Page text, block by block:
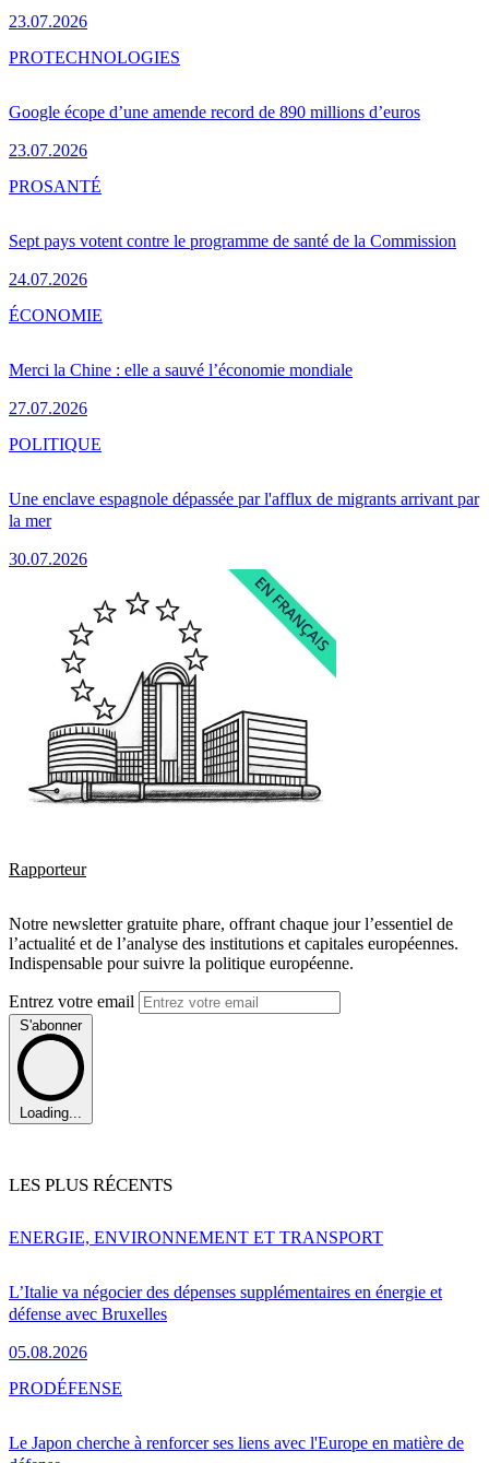
23.07.2026
Google écope d’une amende record de 890 millions d’euros
23.07.2026
PROTECHNOLOGIES
Sept pays votent contre le programme de santé de la Commission
24.07.2026
PROSANTÉ
Merci la Chine : elle a sauvé l’économie mondiale
27.07.2026
ÉCONOMIE
Une enclave espagnole dépassée par l'afflux de migrants arrivant par
la mer
30.07.2026
POLITIQUE
Rapporteur
Notre newsletter gratuite phare, offrant chaque jour l’essentiel de
l’actualité et de l’analyse des institutions et capitales européennes.
Indispensable pour suivre la politique européenne.
Entrez votre email
S'abonner
Loading...
LES PLUS RÉCENTS
L’Italie va négocier des dépenses supplémentaires en énergie et
défense avec Bruxelles
05.08.2026
ENERGIE, ENVIRONNEMENT ET TRANSPORT
Le Japon cherche à renforcer ses liens avec l'Europe en matière de
PRODÉFENSE